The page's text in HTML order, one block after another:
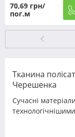
70,69 грн/
пог.м
Тканина
Черешенка
Сучасні
залишається
практичність